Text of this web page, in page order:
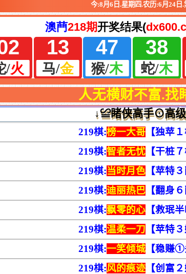
今:8月 6 日.星期四.农历:6月 24日.
人无横财不富.找
↓≌睹侠高手⊙高
219棋:榜一大哥 【独苹１
219棋:智者无忧 【干桩７
219棋:当时月色 【苹特３
219棋:迪丽热巴 【翻身６
219棋:飘零的心 【救珉半
219棋:温柔一刀 【苹特３
219棋:一笑倾城 【稳赚①
219棋:风的痕迹 【创富２